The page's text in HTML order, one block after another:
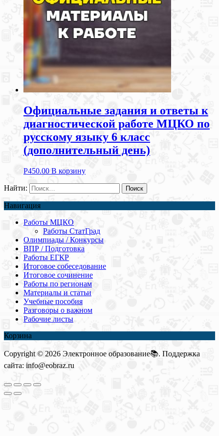
Официальные задания и ответы к
диагностической работе МЦКО по
русскому языку 6 класс
(дополнительный день)
Р450.00 В корзину
Найти:
Навигация
Работы МЦКО
Работы СтатГрад
Олимпиады / Конкурсы
ВПР / Подготовка
Работы ЕГКР
Итоговое собеседование
Итоговое сочинение
Работы по регионам
Материалы и статьи
Учебные пособия
Разговоры о важном
Рабочие листы
Корзина
Copyright © 2026 Электронное образование📚. Поддержка
сайта: info@eobraz.ru